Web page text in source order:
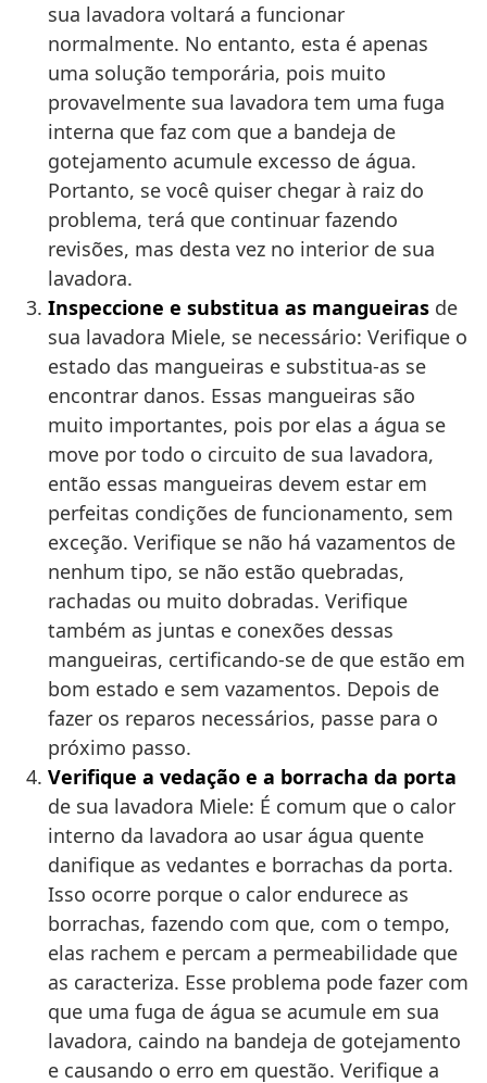
sua lavadora voltará a funcionar
normalmente. No entanto, esta é apenas
uma solução temporária, pois muito
provavelmente sua lavadora tem uma fuga
interna que faz com que a bandeja de
gotejamento acumule excesso de água.
Portanto, se você quiser chegar à raiz do
problema, terá que continuar fazendo
revisões, mas desta vez no interior de sua
lavadora.
Inspeccione e substitua as mangueiras de
sua lavadora Miele, se necessário: Verifique o
estado das mangueiras e substitua-as se
encontrar danos. Essas mangueiras são
muito importantes, pois por elas a água se
move por todo o circuito de sua lavadora,
então essas mangueiras devem estar em
perfeitas condições de funcionamento, sem
exceção. Verifique se não há vazamentos de
nenhum tipo, se não estão quebradas,
rachadas ou muito dobradas. Verifique
também as juntas e conexões dessas
mangueiras, certificando-se de que estão em
bom estado e sem vazamentos. Depois de
fazer os reparos necessários, passe para o
próximo passo.
Verifique a vedação e a borracha da porta
de sua lavadora Miele: É comum que o calor
interno da lavadora ao usar água quente
danifique as vedantes e borrachas da porta.
Isso ocorre porque o calor endurece as
borrachas, fazendo com que, com o tempo,
elas rachem e percam a permeabilidade que
as caracteriza. Esse problema pode fazer com
que uma fuga de água se acumule em sua
lavadora, caindo na bandeja de gotejamento
e causando o erro em questão. Verifique a